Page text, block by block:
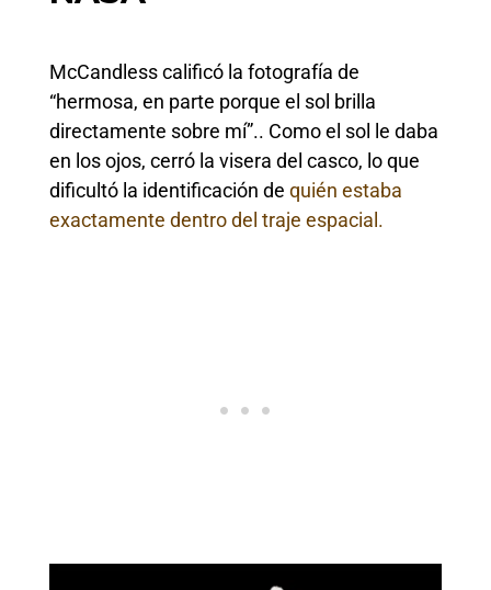
McCandless calificó la fotografía de
“hermosa, en parte porque el sol brilla
directamente sobre mí”.. Como el sol le daba
en los ojos, cerró la visera del casco, lo que
dificultó la identificación de quién estaba
exactamente dentro del traje espacial.